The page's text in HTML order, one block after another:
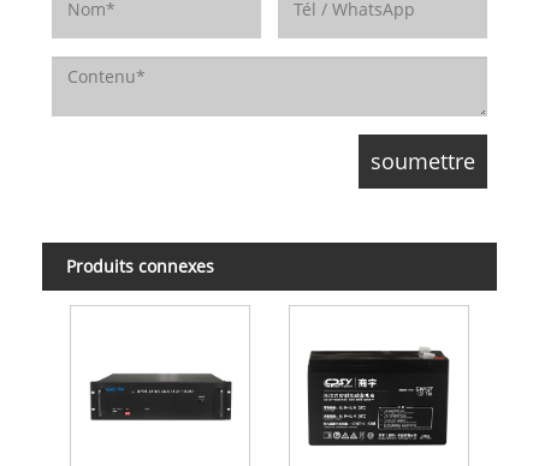
Produits connexes